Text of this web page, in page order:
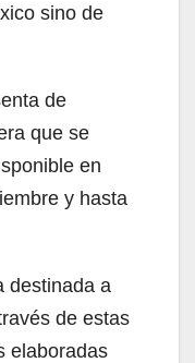
sino de
de
que se
en
y hasta
destinada a
de estas
elaboradas